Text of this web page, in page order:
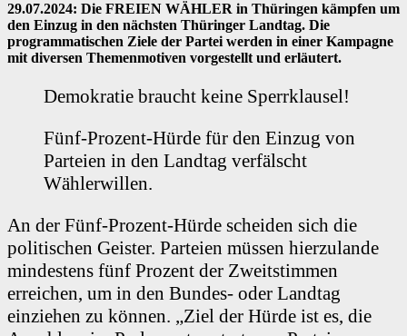
29.07.2024: Die FREIEN WÄHLER in Thüringen kämpfen um
den Einzug in den nächsten Thüringer Landtag. Die
programmatischen Ziele der Partei werden in einer Kampagne
mit diversen Themenmotiven vorgestellt und erläutert.
Demokratie braucht keine Sperrklausel!
Fünf-Prozent-Hürde für den Einzug von
Parteien in den Landtag verfälscht
Wählerwillen.
An der Fünf-Prozent-Hürde scheiden sich die
politischen Geister. Parteien müssen hierzulande
mindestens fünf Prozent der Zweitstimmen
erreichen, um in den Bundes- oder Landtag
einziehen zu können. „Ziel der Hürde ist es, die